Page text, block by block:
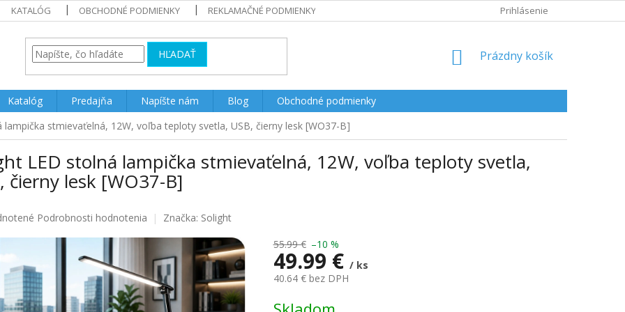
KATALÓG OBCHODNÉ PODMIENKY REKLAMAČNÉ PODMIENKY Prihlásenie
HĽADAŤ
NÁKUPNÝ
Prázdny košík
Katalóg Predajňa Napíšte nám Blog
Obchodné podmienky
lampička stmievaťelná, 12W, voľba teploty svetla, USB, čierny lesk [WO37-B]
LED stolná lampička stmievaťelná, 12W, voľba teploty svetla,
čierny lesk [WO37-B]
Podrobnosti hodnotenia Značka: Solight
55.99 € –10 %
49.99 € / ks
40.64 € bez DPH